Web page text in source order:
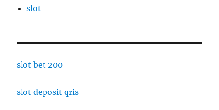
slot
slot bet 200
slot deposit qris